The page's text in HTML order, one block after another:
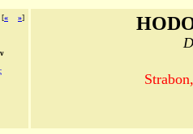
[« »]